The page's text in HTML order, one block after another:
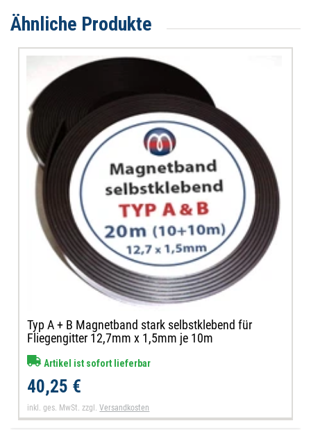
Ähnliche Produkte
Typ A + B Magnetband stark selbstklebend für
Fliegengitter 12,7mm x 1,5mm je 10m
Artikel ist sofort lieferbar
40,25 €
inkl. ges. MwSt. zzgl.Versandkosten